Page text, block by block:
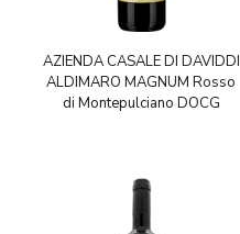
AZIENDA CASALE DI DAVIDDI
ALDIMARO MAGNUM Rosso
di Montepulciano DOCG